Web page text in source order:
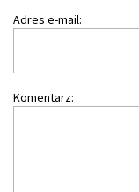
Adres e-mail:
Komentarz: